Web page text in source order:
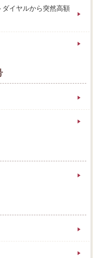
ダイヤルから突然高額